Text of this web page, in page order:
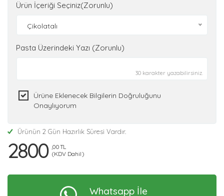
Ürün İçeriği Seçiniz(Zorunlu)
Çikolatalı
Pasta Üzerindeki Yazı (Zorunlu)
30 karakter yazabilirsiniz.
Ürüne Eklenecek Bilgilerin Doğruluğunu
Onaylıyorum
Ürünün 2 Gün Hazırlık Süresi Vardır.
2800 ,00 TL
(KDV Dahil)
Whatsapp İle